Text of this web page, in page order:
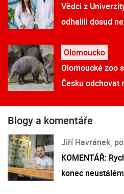
Vědci z
odhalili dosud
Olomoucko
Olomoucké zoo
Česku odchovat
Blogy a komentáře
Jiří Havránek,
KOMENTÁŘ:
konec